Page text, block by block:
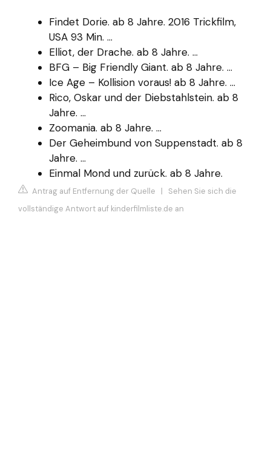
Findet Dorie. ab 8 Jahre. 2016 Trickfilm,
USA 93 Min. ...
Elliot, der Drache. ab 8 Jahre. ...
BFG – Big Friendly Giant. ab 8 Jahre. ...
Ice Age – Kollision voraus! ab 8 Jahre. ...
Rico, Oskar und der Diebstahlstein. ab 8
Jahre. ...
Zoomania. ab 8 Jahre. ...
Der Geheimbund von Suppenstadt. ab 8
Jahre. ...
Einmal Mond und zurück. ab 8 Jahre.
Antrag auf Entfernung der Quelle | Sehen Sie sich die
vollständige Antwort auf kinderfilmliste.de an